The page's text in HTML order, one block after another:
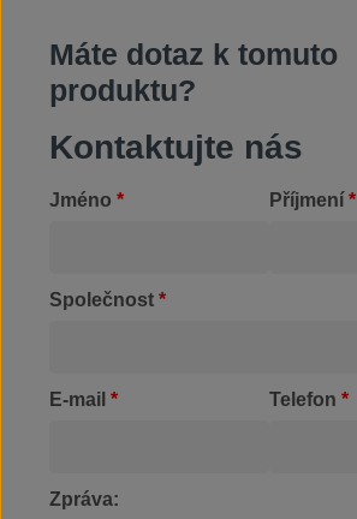
Máte dotaz k tomuto
produktu?
Kontaktujte nás
Jméno * Příjmení *
Společnost *
E-mail * Telefon *
Zpráva: